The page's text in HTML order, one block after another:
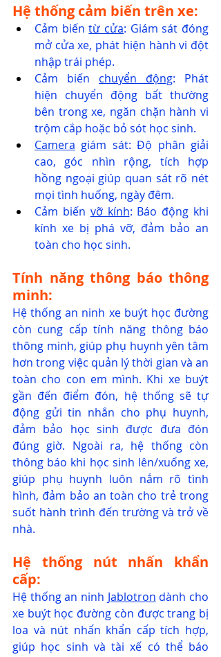
Hệ thống cảm biến trên xe:
Cảm biến từ cửa: Giám sát đóng
mở cửa xe, phát hiện hành vi đột
nhập trái phép.
Cảm biến chuyển động: Phát
hiện chuyển động bất thường
bên trong xe, ngăn chặn hành vi
trộm cắp hoặc bỏ sót học sinh.
Camera giám sát: Độ phân giải
cao, góc nhìn rộng, tích hợp
hồng ngoại giúp quan sát rõ nét
mọi tình huống, ngày đêm.
Cảm biến vỡ kính: Báo động khi
kính xe bị phá vỡ, đảm bảo an
toàn cho học sinh.
Tính năng thông báo thông
minh:
Hệ thống an ninh xe buýt học đường
còn cung cấp tính năng thông báo
thông minh, giúp phụ huynh yên tâm
hơn trong việc quản lý thời gian và an
toàn cho con em mình. Khi xe buýt
gần đến điểm đón, hệ thống sẽ tự
động gửi tin nhắn cho phụ huynh,
đảm bảo học sinh được đưa đón
đúng giờ. Ngoài ra, hệ thống còn
thông báo khi học sinh lên/xuống xe,
giúp phụ huynh luôn nắm rõ tình
hình, đảm bảo an toàn cho trẻ trong
suốt hành trình đến trường và trở về
nhà.
Hệ thống nút nhấn khẩn
cấp:
Hệ thống an ninh Jablotron dành cho
xe buýt học đường còn được trang bị
loa và nút nhấn khẩn cấp tích hợp,
giúp học sinh và tài xế có thể báo